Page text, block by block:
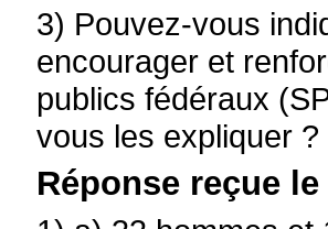
3) Pouvez-vous
encourager et
publics fédéraux
vous les expliquer ?
Réponse reçue